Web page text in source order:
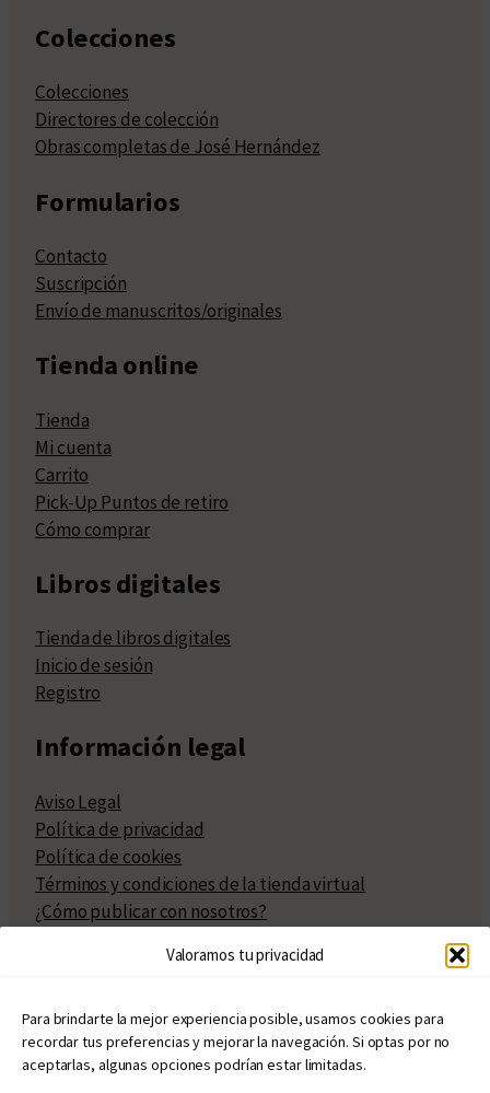
Valoramos tu privacidad
Para brindarte la mejor experiencia posible, usamos cookies para
recordar tus preferencias y mejorar la navegación. Si optas por no
aceptarlas, algunas opciones podrían estar limitadas.
Colecciones
Colecciones
Directores de colección
Obras completas de José Hernández
Formularios
Contacto
Suscripción
Envío de manuscritos/originales
Tienda online
Tienda
Mi cuenta
Carrito
Pick-Up Puntos de retiro
Cómo comprar
Libros digitales
Tienda de libros digitales
Inicio de sesión
Registro
Información legal
Aviso Legal
Política de privacidad
Política de cookies
Términos y condiciones de la tienda virtual
¿Cómo publicar con nosotros?
Políticas de publicación
Políticas de coedición
Atribuciones